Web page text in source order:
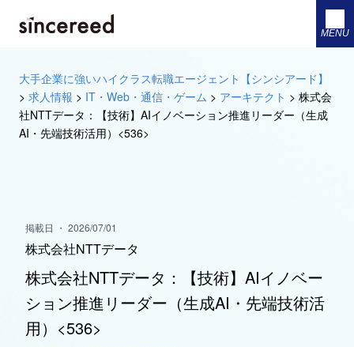
MENU
大手企業に強いハイクラス転職エージェント【シンシアード】
> 求人情報 > IT・Web・通信・ゲーム > アーキテクト > 株式会
社NTTデータ：【技術】AIイノベーション推進リーダー（生成
AI・先端技術活用）<536>
掲載日 ・ 2026/07/01
株式会社NTTデータ
株式会社NTTデータ：【技術】AIイノベー
ション推進リーダー（生成AI・先端技術活
用）<536>